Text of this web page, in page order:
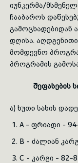
იუნკერმა/
ჩააბაროს
გამოცხადებიდან
დღისა.
მომდევნო
პროგრამის
შეფასების
ა) ხუთი სახის
A - ფრიადი -
B - ძალიან
C - კარგი - 82-